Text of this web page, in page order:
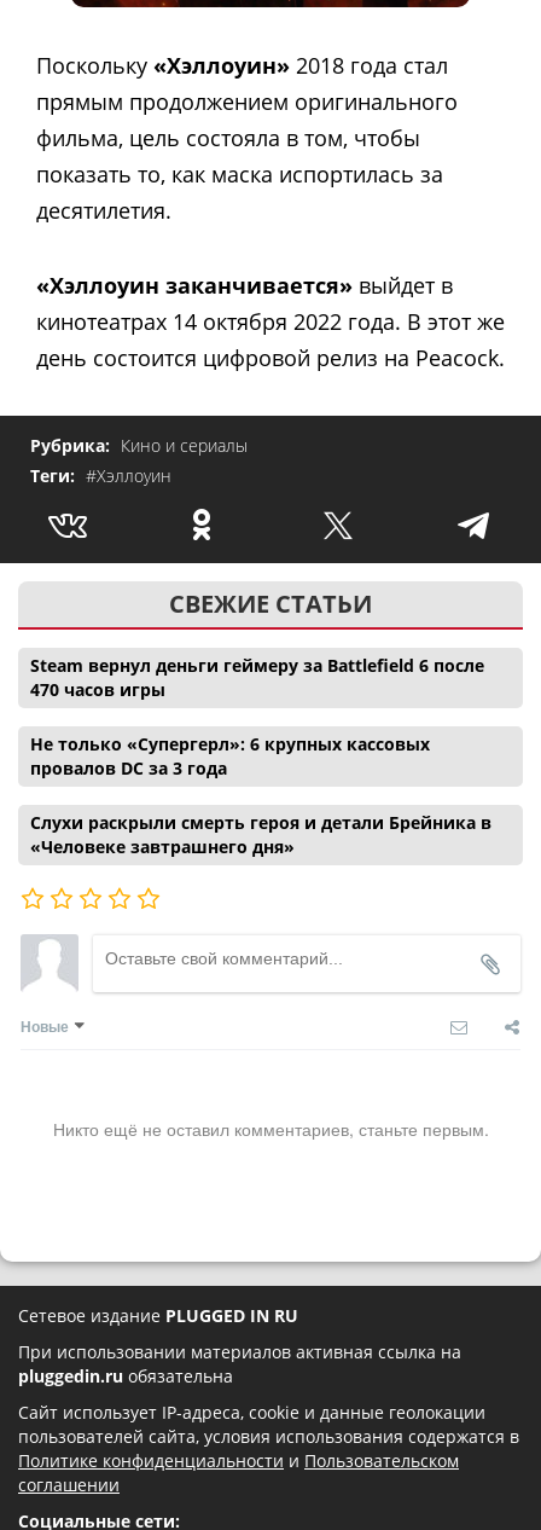
Поскольку «Хэллоуин» 2018 года стал
прямым продолжением оригинального
фильма, цель состояла в том, чтобы
показать то, как маска испортилась за
десятилетия.
«Хэллоуин заканчивается» выйдет в
кинотеатрах 14 октября 2022 года. В этот же
день состоится цифровой релиз на Peacock.
Рубрика: Кино и сериалы
Теги: #Хэллоуин
СВЕЖИЕ СТАТЬИ
Steam вернул деньги геймеру за Battlefield 6 после
470 часов игры
Не только «Супергерл»: 6 крупных кассовых
провалов DC за 3 года
Слухи раскрыли смерть героя и детали Брейника в
«Человеке завтрашнего дня»
Новые
Никто ещё не оставил комментариев, станьте первым.
Сетевое издание PLUGGED IN RU
При использовании материалов активная ссылка на
pluggedin.ru обязательна
Сайт использует IP-адреса, cookie и данные геолокации
пользователей сайта, условия использования содержатся в
Политике конфиденциальности и Пользовательском
соглашении
Социальные сети: